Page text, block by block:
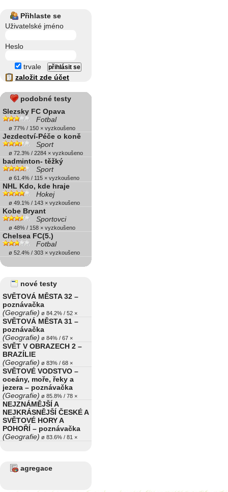
Přihlaste se
Uživatelské jméno
Heslo
trvale
založit zde účet
podobné testy
Slezsky FC Opava
Fotbal
ø 77% / 150 × vyzkoušeno
Jezdectví-Péče o koně
Sport
ø 72.3% / 2284 × vyzkoušeno
badminton- těžký
Sport
ø 61.4% / 115 × vyzkoušeno
NHL Kdo, kde hraje
Hokej
ø 49.1% / 143 × vyzkoušeno
Kobe Bryant
Sportovci
ø 48% / 158 × vyzkoušeno
Chelsea FC(5.)
Fotbal
ø 52.4% / 303 × vyzkoušeno
nové testy
SVĚTOVÁ MĚSTA 32 –
poznávačka
(Geografie) ø 84.2% / 52 ×
SVĚTOVÁ MĚSTA 31 –
poznávačka
(Geografie) ø 84% / 67 ×
SVĚT V OBRAZECH 2 –
BRAZÍLIE
(Geografie) ø 83% / 68 ×
SVĚTOVÉ VODSTVO –
oceány, moře, řeky a
jezera – poznávačka
(Geografie) ø 85.8% / 78 ×
NEJZNÁMĚJŠÍ A
NEJKRÁSNĚJŠÍ ČESKÉ A
SVĚTOVÉ HORY A
POHOŘÍ – poznávačka
(Geografie) ø 83.6% / 81 ×
agregace